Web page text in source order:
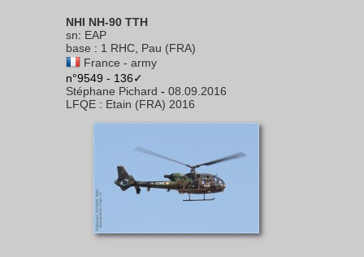
NHI NH-90 TTH
sn: EAP
base : 1 RHC, Pau (FRA)
France - army
n°9549 - 136✓
Stéphane Pichard - 08.09.2016
LFQE : Etain (FRA) 2016